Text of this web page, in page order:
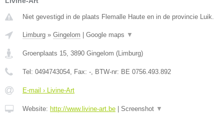
Niet gevestigd in de plaats Flemalle Haute en in de provincie Luik.
Limburg » Gingelom | Google maps ▼
Groenplaats 15 3890 Gingelom (Limburg)
Tel: 0494743054 , Fax: - , BTW-nr: BE 0756.493.892
E-mail › Livine-Art
Website: http://www.livine-art.be | Screenshot ▼